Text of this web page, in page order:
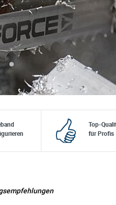
Top-
für Profis